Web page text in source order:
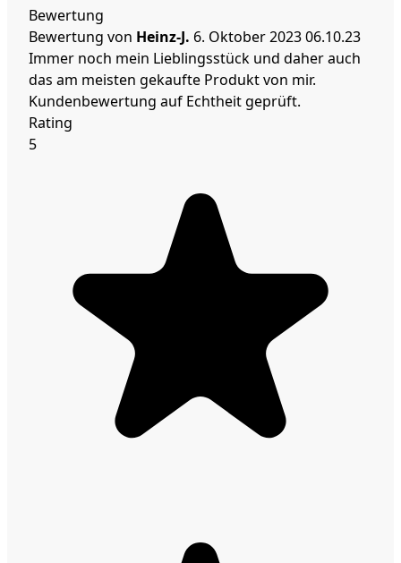
Bewertung
Bewertung von Heinz-J. 6. Oktober 202306.10.23
Immer noch mein Lieblingsstück und daher auch
das am meisten gekaufte Produkt von mir.
Kundenbewertung auf Echtheit geprüft.
Rating
5